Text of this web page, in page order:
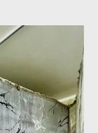
bộ Thảm trải sàn -
cho phòng khách
phòng, còn một
lại đẳng cấp thật sự
phòng khách
thước 2,4mx3,4m